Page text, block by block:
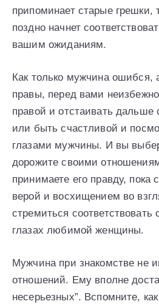
припоминает старые грешки,
поздно начнет
вашим ожиданиям.
Как только мужчина ошибся,
правы, перед вами
правой и отстаивать дальше
или быть счастливой и
глазами мужчины. И вы
дорожите своими
принимаете его правду, пока
верой и восхищением во
стремиться
глазах любимой женщины.
Мужчина при знакомстве не
отношений. Ему вполне
несерьезных”. Вспомните,